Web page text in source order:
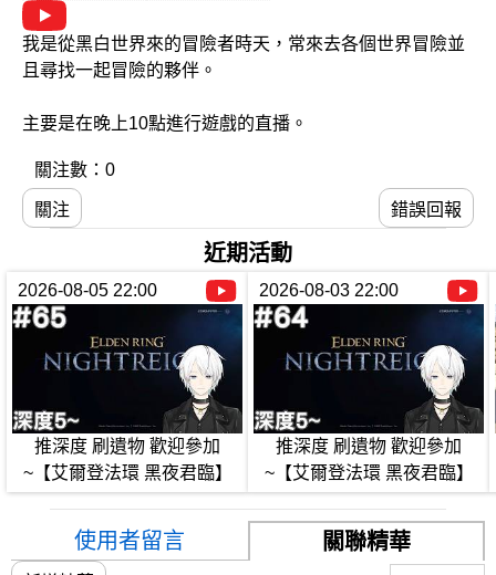
我是從黑白世界來的冒險者時天，常來去各個世界冒險並
且尋找一起冒險的夥伴。
主要是在晚上10點進行遊戲的直播。
關注數：0
關注 錯誤回報
近期活動
2026-08-05 22:00
推深度 刷遺物 歡迎參加
~【艾爾登法環 黑夜君臨】
2026-08-03 22:00
推深度 刷遺物 歡迎參加
~【艾爾登法環 黑夜君臨】
使用者留言 關聯精華